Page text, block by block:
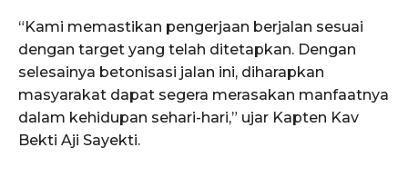
“Kami memastikan pengerjaan berjalan sesuai
dengan target yang telah ditetapkan. Dengan
selesainya betonisasi jalan ini, diharapkan
masyarakat dapat segera merasakan manfaatnya
dalam kehidupan sehari-hari,” ujar Kapten Kav
Bekti Aji Sayekti.